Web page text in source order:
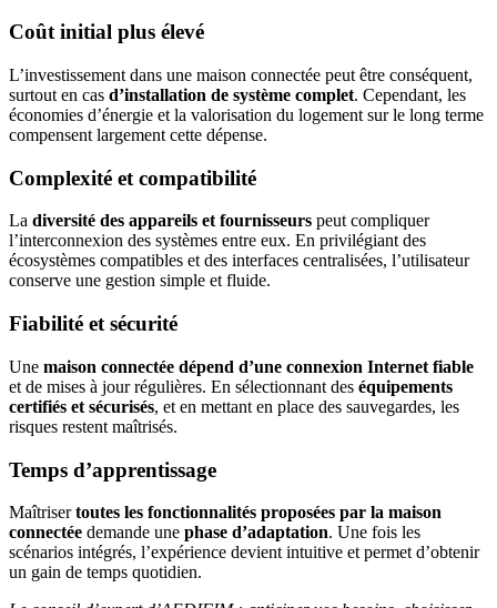
Coût initial plus élevé
L’investissement dans une maison connectée peut être conséquent,
surtout en cas d’installation de système complet. Cependant, les
économies d’énergie et la valorisation du logement sur le long terme
compensent largement cette dépense.
Complexité et compatibilité
La diversité des appareils et fournisseurs peut compliquer
l’interconnexion des systèmes entre eux. En privilégiant des
écosystèmes compatibles et des interfaces centralisées, l’utilisateur
conserve une gestion simple et fluide.
Fiabilité et sécurité
Une maison connectée dépend d’une connexion Internet fiable
et de mises à jour régulières. En sélectionnant des équipements
certifiés et sécurisés, et en mettant en place des sauvegardes, les
risques restent maîtrisés.
Temps d’apprentissage
Maîtrisertoutes les fonctionnalités proposées par la maison
connectée demande une phase d’adaptation. Une fois les
scénarios intégrés, l’expérience devient intuitive et permet d’obtenir
un gain de temps quotidien.